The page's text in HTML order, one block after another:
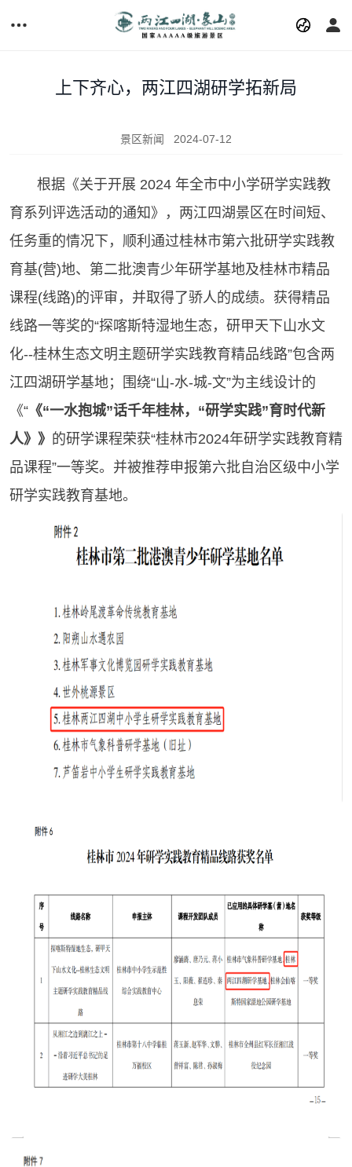
上下齐心，两江四湖研学拓新局
景区新闻 2024-07-12
根据《关于开展 2024 年全市中小学研学实践教
育系列评选活动的通知》，两江四湖景区在时间短、
任务重的情况下，顺利通过桂林市第六批研学实践教
育基(营)地、第二批澳青少年研学基地及桂林市精品
课程(线路)的评审，并取得了骄人的成绩。获得精品
线路一等奖的“探喀斯特湿地生态，研甲天下山水文
化--桂林生态文明主题研学实践教育精品线路”包含两
江四湖研学基地；围绕“山-水-城-文”为主线设计的
《“ 《“一水抱城”话千年桂林，“研学实践”育时代新
人》》 的研学课程荣获“桂林市2024年研学实践教育精
品课程”一等奖。并被推荐申报第六批自治区级中小学
研学实践教育基地。